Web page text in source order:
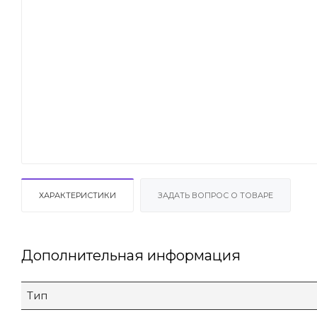
ХАРАКТЕРИСТИКИ ЗАДАТЬ ВОПРОС О ТОВАРЕ
Дополнительная информация
Тип